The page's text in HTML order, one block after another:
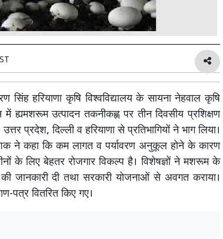
सिंह हरियाणा कृषि विश्वविद्यालय के सायना नेहवाल कृषि
में ह्यमशरूम उत्पादन तकनीकह्ण पर तीन दिवसीय प्रशिक्षण
प्रदेश, दिल्ली व हरियाणा से प्रतिभागियों ने भाग लिया।
ने कहा कि कम लागत व पर्यावरण अनुकूल होने के कारण
के लिए बेहतर रोजगार विकल्प है। विशेषज्ञों ने मशरूम के
जानकारी दी तथा सरकारी योजनाओं से अवगत कराया।
पत्र वितरित किए गए।